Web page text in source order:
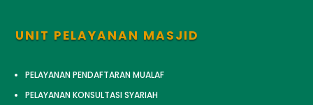
UNIT PELAYANAN MASJID
PELAYANAN PENDAFTARAN MUALAF
PELAYANAN KONSULTASI SYARIAH